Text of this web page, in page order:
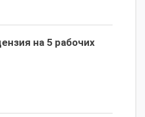
на 5 рабочих